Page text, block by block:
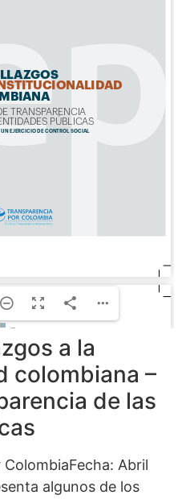
a la
colombiana –
de las
Abril
algunos de los